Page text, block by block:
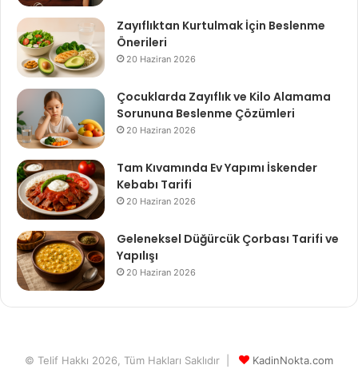
Zayıflıktan Kurtulmak İçin Beslenme
Önerileri
20 Haziran 2026
Çocuklarda Zayıflık ve Kilo Alamama
Sorununa Beslenme Çözümleri
20 Haziran 2026
Tam Kıvamında Ev Yapımı İskender
Kebabı Tarifi
20 Haziran 2026
Geleneksel Düğürcük Çorbası Tarifi ve
Yapılışı
20 Haziran 2026
© Telif Hakkı 2026, Tüm Hakları Saklıdır | KadinNokta.com